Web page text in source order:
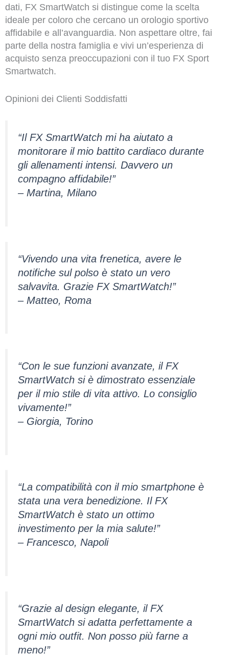
dati, FX SmartWatch si distingue come la scelta
ideale per coloro che cercano un orologio sportivo
affidabile e all’avanguardia. Non aspettare oltre, fai
parte della nostra famiglia e vivi un’esperienza di
acquisto senza preoccupazioni con il tuo FX Sport
Smartwatch.
Opinioni dei Clienti Soddisfatti
“Il FX SmartWatch mi ha aiutato a
monitorare il mio battito cardiaco durante
gli allenamenti intensi. Davvero un
compagno affidabile!”
– Martina, Milano
“Vivendo una vita frenetica, avere le
notifiche sul polso è stato un vero
salvavita. Grazie FX SmartWatch!”
– Matteo, Roma
“Con le sue funzioni avanzate, il FX
SmartWatch si è dimostrato essenziale
per il mio stile di vita attivo. Lo consiglio
vivamente!”
– Giorgia, Torino
“La compatibilità con il mio smartphone è
stata una vera benedizione. Il FX
SmartWatch è stato un ottimo
investimento per la mia salute!”
– Francesco, Napoli
“Grazie al design elegante, il FX
SmartWatch si adatta perfettamente a
ogni mio outfit. Non posso più farne a
meno!”